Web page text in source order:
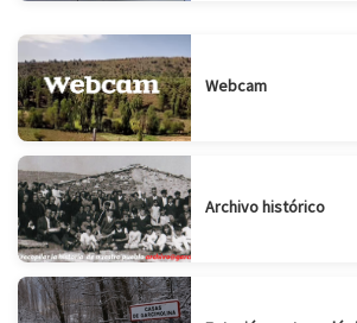
Webcam
Archivo histórico